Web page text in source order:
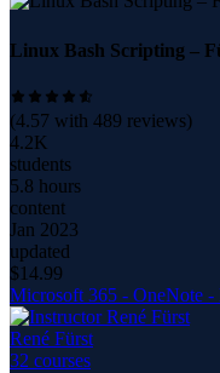
Linux Bash Scripting –
(4.57 with 489 reviews)
4.2K
students
5.8 hours
content
Jan 2023
updated
$14.99
Microsoft 365 - OneNote -
René Fürst
32 courses